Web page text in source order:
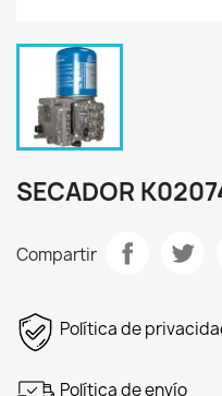
SECADOR
Compartir
Política de
Política de envío